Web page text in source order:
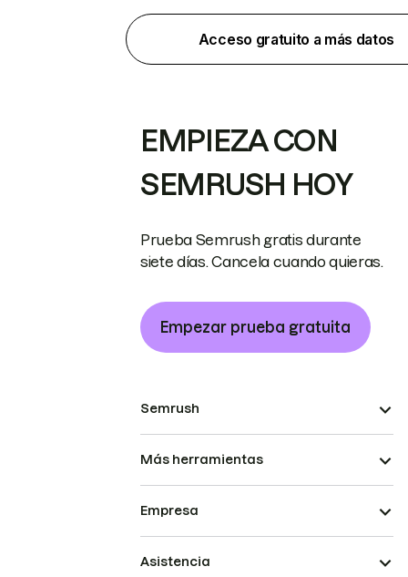
Acceso gratuito a más datos
EMPIEZA CON
SEMRUSH HOY
Prueba Semrush gratis durante
siete días. Cancela cuando quieras.
Empezar prueba gratuita
Semrush
Más herramientas
Empresa
Asistencia